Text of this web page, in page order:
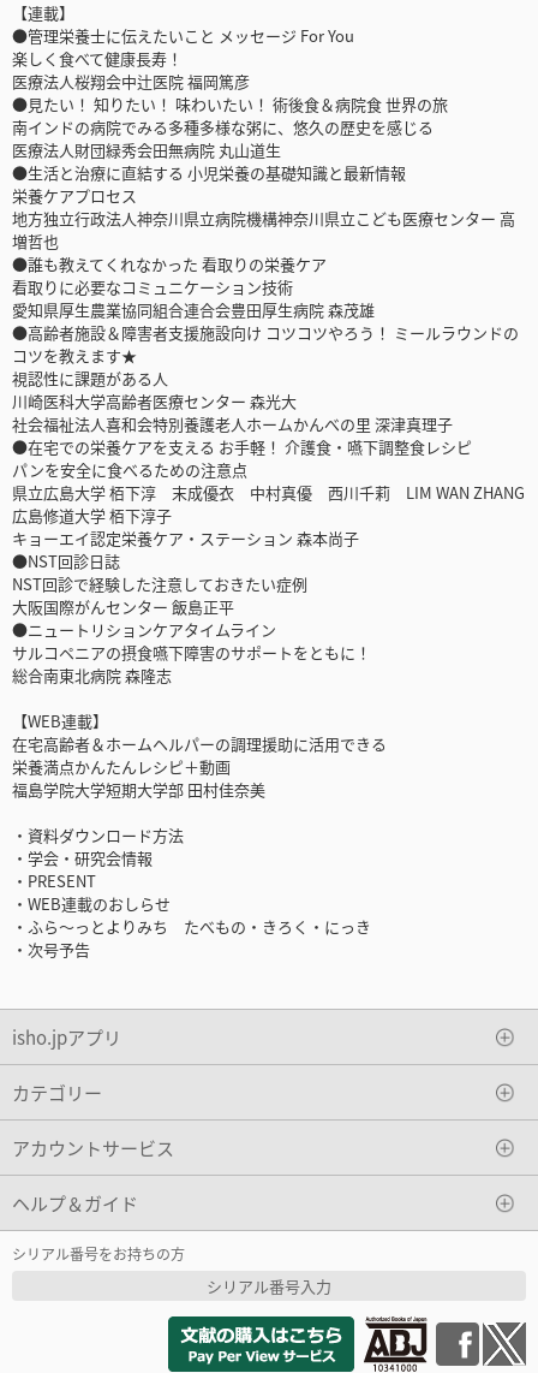
【連載】
●管理栄養士に伝えたいこと メッセージ For You
楽しく食べて健康長寿！
医療法人桜翔会中辻医院 福岡篤彦
●見たい！ 知りたい！ 味わいたい！ 術後食＆病院食 世界の旅
南インドの病院でみる多種多様な粥に、悠久の歴史を感じる
医療法人財団緑秀会田無病院 丸山道生
●生活と治療に直結する 小児栄養の基礎知識と最新情報
栄養ケアプロセス
地方独立行政法人神奈川県立病院機構神奈川県立こども医療センター 高
増哲也
●誰も教えてくれなかった 看取りの栄養ケア
看取りに必要なコミュニケーション技術
愛知県厚生農業協同組合連合会豊田厚生病院 森茂雄
●高齢者施設＆障害者支援施設向け コツコツやろう！ ミールラウンドの
コツを教えます★
視認性に課題がある人
川崎医科大学高齢者医療センター 森光大
社会福祉法人喜和会特別養護老人ホームかんべの里 深津真理子
●在宅での栄養ケアを支える お手軽！ 介護食・嚥下調整食レシピ
パンを安全に食べるための注意点
県立広島大学 栢下淳 末成優衣 中村真優 西川千莉 LIM WAN ZHANG
広島修道大学 栢下淳子
キョーエイ認定栄養ケア・ステーション 森本尚子
●NST回診日誌
NST回診で経験した注意しておきたい症例
大阪国際がんセンター 飯島正平
●ニュートリションケアタイムライン
サルコペニアの摂食嚥下障害のサポートをともに！
総合南東北病院 森隆志
【WEB連載】
在宅高齢者＆ホームヘルパーの調理援助に活用できる
栄養満点かんたんレシピ＋動画
福島学院大学短期大学部 田村佳奈美
・資料ダウンロード方法
・学会・研究会情報
・PRESENT
・WEB連載のおしらせ
・ふら～っとよりみち たべもの・きろく・にっき
・次号予告
isho.jpアプリ
カテゴリー
アカウントサービス
ヘルプ＆ガイド
シリアル番号をお持ちの方
シリアル番号入力